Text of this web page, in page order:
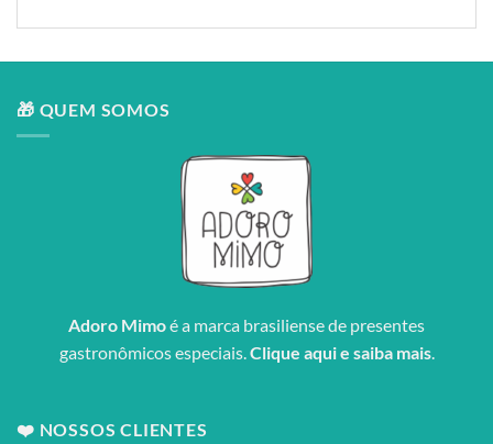
🎁 QUEM SOMOS
Adoro Mimoé a marca brasiliense de presentes
gastronômicos especiais.Clique aqui e saiba mais.
❤️ NOSSOS CLIENTES